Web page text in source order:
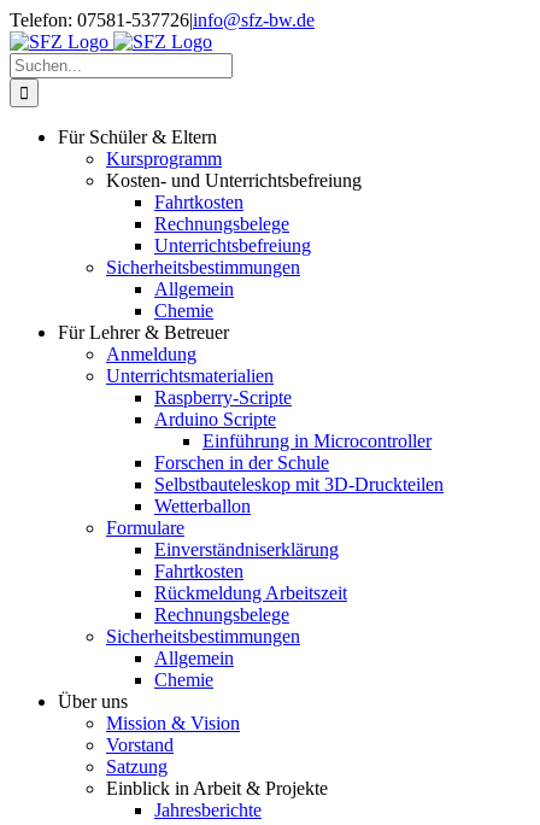
Zum
Inhalt
springen
Telefon: 07581-537726|info@sfz-bw.de
Suche
nach:
Für Schüler & Eltern
Kursprogramm
Kosten- und Unterrichtsbefreiung
Fahrtkosten
Rechnungsbelege
Unterrichtsbefreiung
Sicherheitsbestimmungen
Allgemein
Chemie
Für Lehrer & Betreuer
Anmeldung
Unterrichtsmaterialien
Raspberry-Scripte
Arduino Scripte
Einführung in Microcontroller
Forschen in der Schule
Selbstbauteleskop mit 3D-Druckteilen
Wetterballon
Formulare
Einverständniserklärung
Fahrtkosten
Rückmeldung Arbeitszeit
Rechnungsbelege
Sicherheitsbestimmungen
Allgemein
Chemie
Über uns
Mission & Vision
Vorstand
Satzung
Einblick in Arbeit & Projekte
Jahresberichte